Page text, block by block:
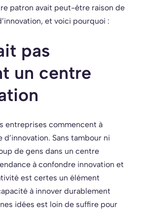
patron avait peut-être raison de
et voici pourquoi :
pas
un centre
entreprises commencent à
Sans tambour ni
de gens dans un centre
à confondre innovation et
est certes un élément
à innover durablement
idées est loin de suffire pour